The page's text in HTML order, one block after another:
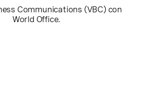
Communications (VBC) con
World Office.